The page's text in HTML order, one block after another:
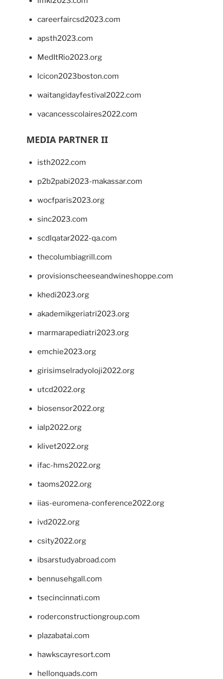
careerfaircsd2023.com
apsth2023.com
MedItRio2023.org
lcicon2023boston.com
waitangidayfestival2022.com
vacancesscolaires2022.com
MEDIA PARTNER II
isth2022.com
p2b2pabi2023-makassar.com
wocfparis2023.org
sinc2023.com
scdlqatar2022-qa.com
thecolumbiagrill.com
provisionscheeseandwineshoppe.com
khedi2023.org
akademikgeriatri2023.org
marmarapediatri2023.org
emchie2023.org
girisimselradyoloji2022.org
utcd2022.org
biosensor2022.org
ialp2022.org
klivet2022.org
ifac-hms2022.org
taoms2022.org
iias-euromena-conference2022.org
ivd2022.org
csity2022.org
ibsarstudyabroad.com
bennusehgall.com
tsecincinnati.com
roderconstructiongroup.com
plazabatai.com
hawkscayresort.com
hellonquads.com